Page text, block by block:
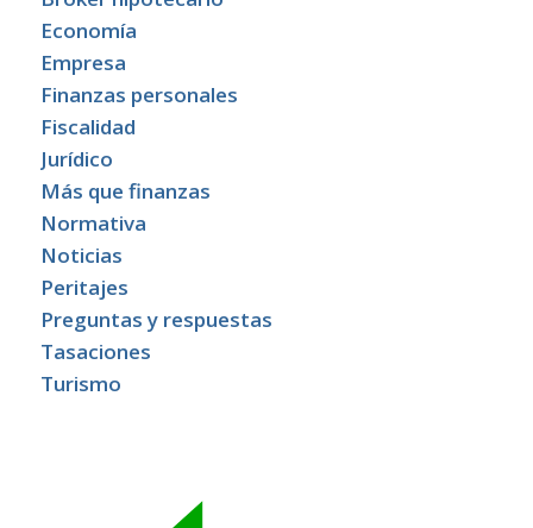
Economía
Empresa
Finanzas personales
Fiscalidad
Jurídico
Más que finanzas
Normativa
Noticias
Peritajes
Preguntas y respuestas
Tasaciones
Turismo